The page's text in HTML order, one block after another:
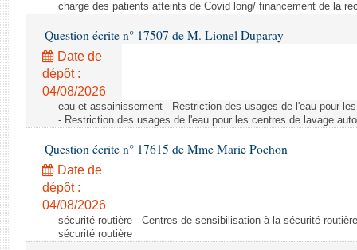
charge des patients atteints de Covid long/ financement de la
Question écrite n° 17507 de M. Lionel Duparay
Date de
dépôt :
04/08/2026
eau et assainissement - Restriction des usages de l'eau pour
- Restriction des usages de l'eau pour les centres de lavage
Question écrite n° 17615 de Mme Marie Pochon
Date de
dépôt :
04/08/2026
sécurité routière - Centres de sensibilisation à la sécurité
sécurité routière